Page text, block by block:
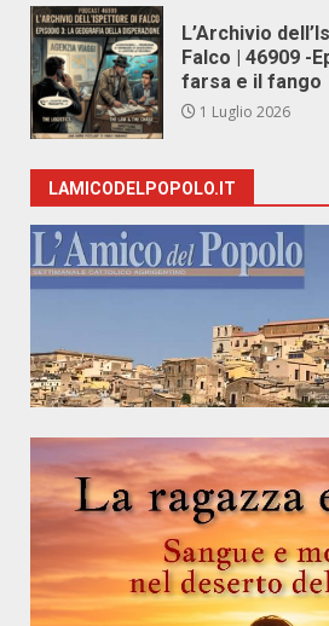
L’Archivio
Falco | 46909 -
farsa e il fango
1 Luglio 2026
LAMICODELPOPOLO.IT